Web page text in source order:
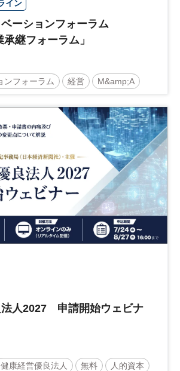
イン
ーションフォーラム
承継フォーラム」
ンフォーラム 経営 M&amp;A
小企業
ョンフォーラム 参加無料
法人2027 申請開始ウェビナ
健康経営優良法人 無料 人的資本